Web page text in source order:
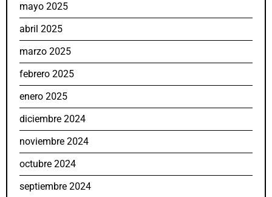
mayo 2025
abril 2025
marzo 2025
febrero 2025
enero 2025
diciembre 2024
noviembre 2024
octubre 2024
septiembre 2024